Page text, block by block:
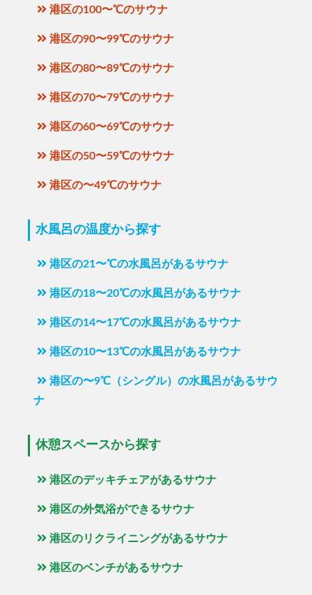
港区の100〜℃のサウナ
港区の90〜99℃のサウナ
港区の80〜89℃のサウナ
港区の70〜79℃のサウナ
港区の60〜69℃のサウナ
港区の50〜59℃のサウナ
港区の〜49℃のサウナ
水風呂の温度から探す
港区の21〜℃の水風呂があるサウナ
港区の18〜20℃の水風呂があるサウナ
港区の14〜17℃の水風呂があるサウナ
港区の10〜13℃の水風呂があるサウナ
港区の〜9℃（シングル）の水風呂があるサウ
ナ
休憩スペースから探す
港区のデッキチェアがあるサウナ
港区の外気浴ができるサウナ
港区のリクライニングがあるサウナ
港区のベンチがあるサウナ